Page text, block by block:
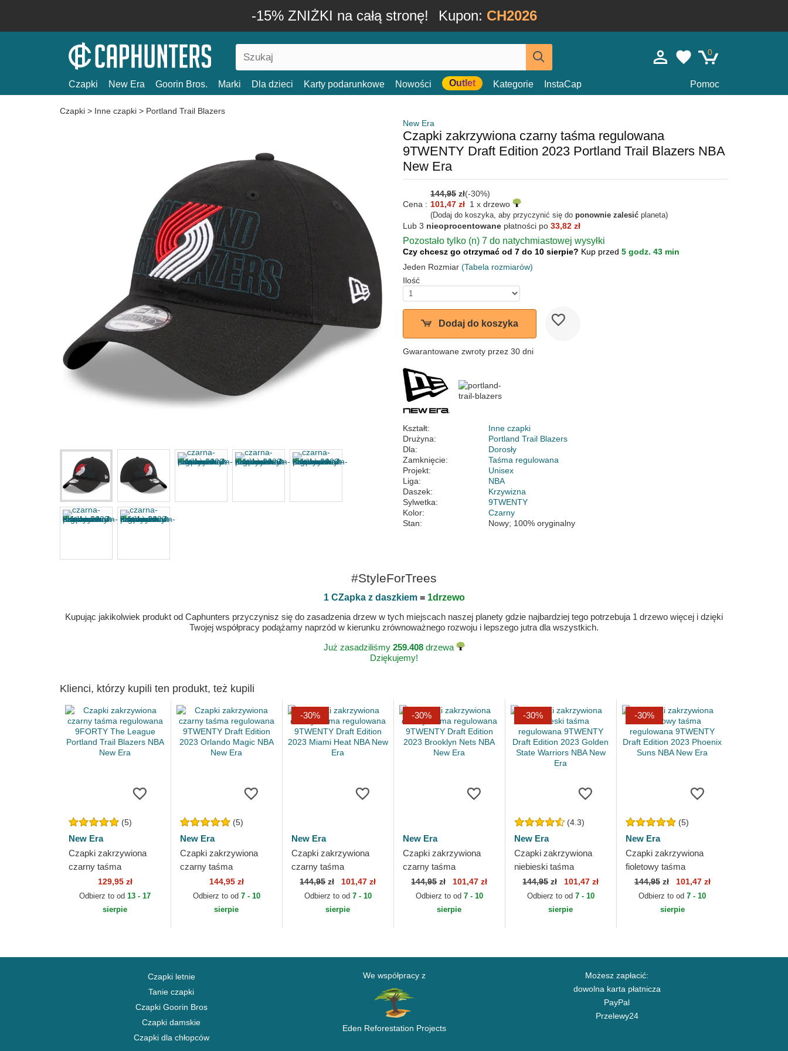
-15% ZNIŻKI na całą stronę! Kupon: CH2026
0
Czapki New Era Goorin Bros. Marki Dla dzieci Karty podarunkowe Nowości Outlet Kategorie InstaCap Pomoc
Czapki > Inne czapki > Portland Trail Blazers
New Era
Czapki zakrzywiona czarny taśma regulowana
9TWENTY Draft Edition 2023 Portland Trail Blazers NBA
New Era
144,95 zł(-30%)
Cena : 101,47 zł 1 x drzewo
(Dodaj do koszyka, aby przyczynić się do ponownie zalesić planeta)
Lub 3 nieoprocentowane płatności po 33,82 zł
Pozostało tylko (n) 7 do natychmiastowej wysyłki
Czy chcesz go otrzymać od 7 do 10 sierpie? Kup przed 5 godz. 43 min
Jeden Rozmiar (Tabela rozmiarów)
Ilość
Dodaj do koszyka
Gwarantowane zwroty przez 30 dni
Kształt:
Inne czapki
Drużyna:
Portland Trail Blazers
Dla:
Dorosły
Zamknięcie:
Taśma regulowana
Projekt:
Unisex
Liga:
NBA
Daszek:
Krzywizna
Sylwetka:
9TWENTY
Kolor:
Czarny
Stan:
Nowy; 100% oryginalny
#StyleForTrees
1 CZapka z daszkiem= 1drzewo
Kupując jakikolwiek produkt od Caphunters przyczynisz się do zasadzenia drzew w tych miejscach naszej planety gdzie najbardziej tego potrzebuja 1 drzewo więcej i dzięki
Twojej współpracy podążamy naprzód w kierunku zrównoważnego rozwoju i lepszego jutra dla wszystkich.
Już zasadziliśmy 259.408drzewa
Dziękujemy!
Klienci, którzy kupili ten produkt, też kupili
(5)
New Era
Czapki zakrzywiona
czarny taśma
regulowana 9FORTY
The League Portland
Trail Blazers NBA New
129,95 zł
Odbierz to od13 - 17
sierpie
(5)
New Era
Czapki zakrzywiona
czarny taśma
regulowana 9TWENTY
Draft Edition 2023
Orlando Magic NBA
144,95 zł
Odbierz to od 7 - 10
sierpie
-30%
New Era
Czapki zakrzywiona
czarny taśma
regulowana 9TWENTY
Draft Edition 2023
Miami Heat NBA New
144,95zł 101,47 zł
Odbierz to od 7 - 10
sierpie
-30%
New Era
Czapki zakrzywiona
czarny taśma
regulowana 9TWENTY
Draft Edition 2023
Brooklyn Nets NBA
144,95zł 101,47 zł
Odbierz to od 7 - 10
sierpie
-30%
(4.3)
New Era
Czapki zakrzywiona
niebieski taśma
regulowana 9TWENTY
Draft Edition 2023
Golden State Warriors...
144,95zł 101,47 zł
Odbierz to od 7 - 10
sierpie
-30%
(5)
New Era
Czapki zakrzywiona
fioletowy taśma
regulowana 9TWENTY
Draft Edition 2023
Phoenix Suns NBA New
144,95zł 101,47 zł
Odbierz to od7 - 10
sierpie
Czapki letnie
Tanie czapki
Czapki Goorin Bros
Czapki damskie
Czapki dla chłopców
We współpracy z
Eden Reforestation Projects
Możesz zapłacić:
dowolna karta płatnicza
PayPal
Przelewy24